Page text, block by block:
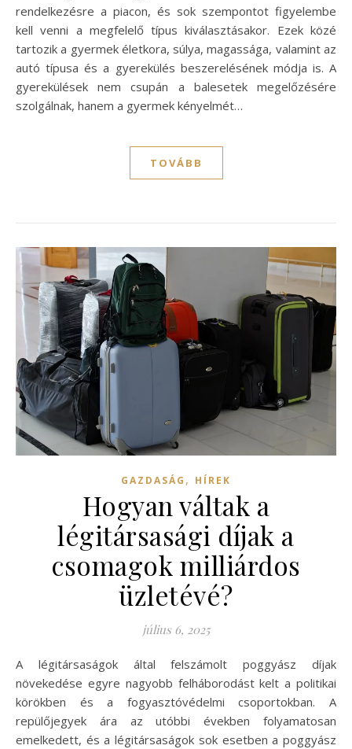
rendelkezésre a piacon, és sok szempontot figyelembe
kell venni a megfelelő típus kiválasztásakor. Ezek közé
tartozik a gyermek életkora, súlya, magassága, valamint az
autó típusa és a gyerekülés beszerelésének módja is. A
gyerekülések nem csupán a balesetek megelőzésére
szolgálnak, hanem a gyermek kényelmét…
TOVÁBB
GAZDASÁG , HÍREK
Hogyan váltak a
légitársasági díjak a
csomagok milliárdos
üzletévé?
július 6, 2025
A légitársaságok által felszámolt poggyász díjak
növekedése egyre nagyobb felháborodást kelt a politikai
körökben és a fogyasztóvédelmi csoportokban. A
repülőjegyek ára az utóbbi években folyamatosan
emelkedett, és a légitársaságok sok esetben a poggyász